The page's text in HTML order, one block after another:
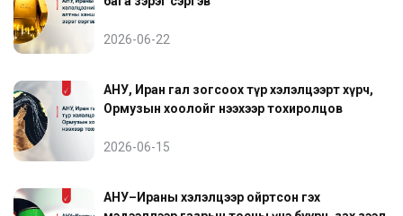
2026-06-22
АНУ, Иран гал зогсоох түр хэлэлцээрт хүрч,
Ормузын хоолойг нээхээр тохиролцов
2026-06-15
АНУ–Ираны хэлэлцээр ойртсон гэх